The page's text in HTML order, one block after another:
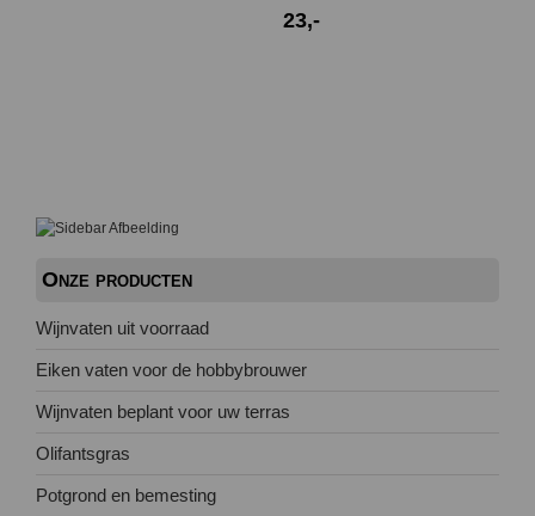
23,-
Onze producten
Wijnvaten uit voorraad
Eiken vaten voor de hobbybrouwer
Wijnvaten beplant voor uw terras
Olifantsgras
Potgrond en bemesting